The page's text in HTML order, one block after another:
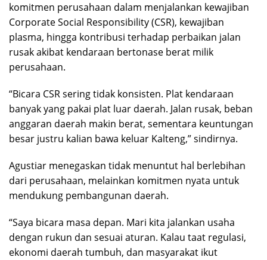
komitmen perusahaan dalam menjalankan kewajiban
Corporate Social Responsibility (CSR), kewajiban
plasma, hingga kontribusi terhadap perbaikan jalan
rusak akibat kendaraan bertonase berat milik
perusahaan.
“Bicara CSR sering tidak konsisten. Plat kendaraan
banyak yang pakai plat luar daerah. Jalan rusak, beban
anggaran daerah makin berat, sementara keuntungan
besar justru kalian bawa keluar Kalteng,” sindirnya.
Agustiar menegaskan tidak menuntut hal berlebihan
dari perusahaan, melainkan komitmen nyata untuk
mendukung pembangunan daerah.
“Saya bicara masa depan. Mari kita jalankan usaha
dengan rukun dan sesuai aturan. Kalau taat regulasi,
ekonomi daerah tumbuh, dan masyarakat ikut